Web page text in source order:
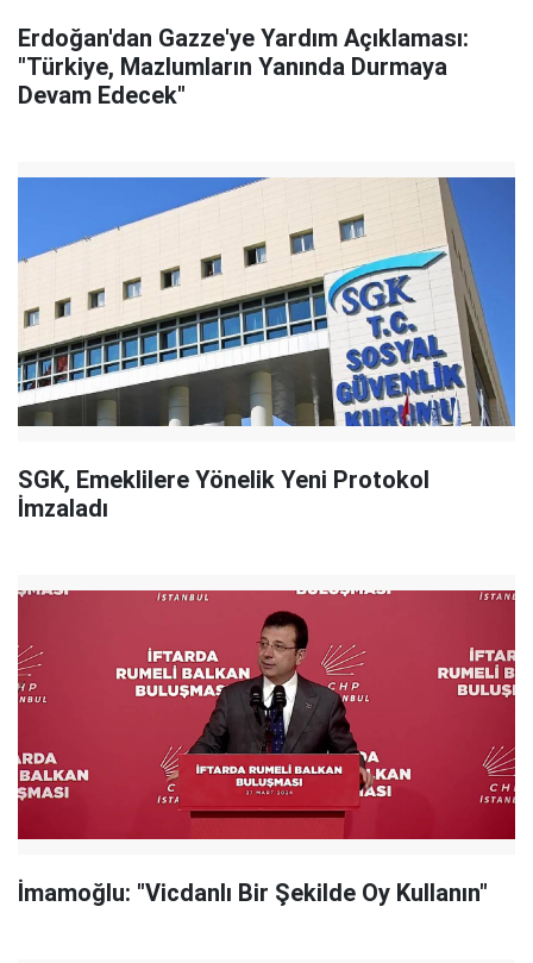
Erdoğan'dan Gazze'ye Yardım Açıklaması:
"Türkiye, Mazlumların Yanında Durmaya
Devam Edecek"
SGK, Emeklilere Yönelik Yeni Protokol
İmzaladı
İmamoğlu: "Vicdanlı Bir Şekilde Oy Kullanın"